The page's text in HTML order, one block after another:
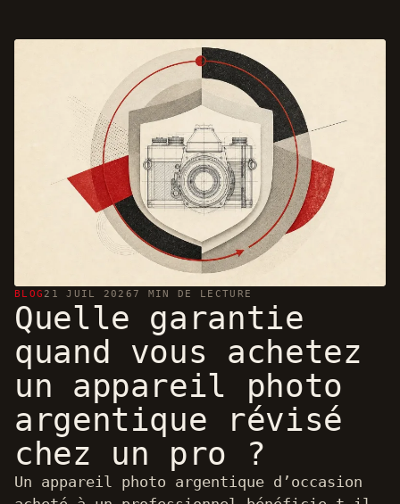
BLOG 21 JUIL 20267 MIN DE LECTURE
Quelle garantie
quand vous achetez
un appareil photo
argentique révisé
chez un pro ?
Un appareil photo argentique d’occasion